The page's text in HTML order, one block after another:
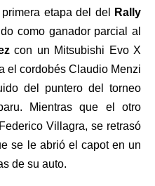
etapa del del
Rally
como ganador parcial al
con un Mitsubishi Evo X
el cordobés Claudio Menzi
del puntero del torneo
Mientras que el otro
Villagra, se retrasó
se le abrió el capot en un
de su auto.